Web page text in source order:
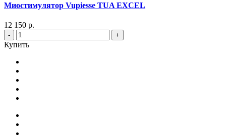
Миостимулятор Vupiesse TUA EXCEL
12 150 р.
- +
Купить